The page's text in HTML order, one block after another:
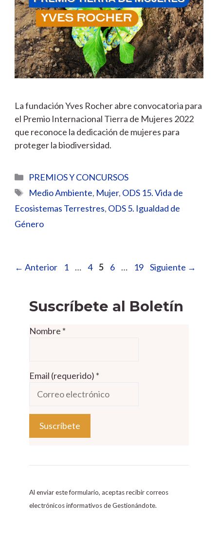
La fundación Yves Rocher abre convocatoria para
el Premio Internacional Tierra de Mujeres 2022
que reconoce la dedicación de mujeres para
proteger la biodiversidad.
Categorías
PREMIOS Y CONCURSOS
Etiquetas
Medio Ambiente, Mujer, ODS 15. Vida de
Ecosistemas Terrestres, ODS 5. Igualdad de
Género
← Anterior Página
1 … Página
4 Página
5 Página
6 … Página
19 Siguiente →
Suscríbete al Boletín
Nombre *
Email (requerido) *
o
s
t
Al enviar este formulario, aceptas recibir correos
electrónicos informativos de Gestionándote.